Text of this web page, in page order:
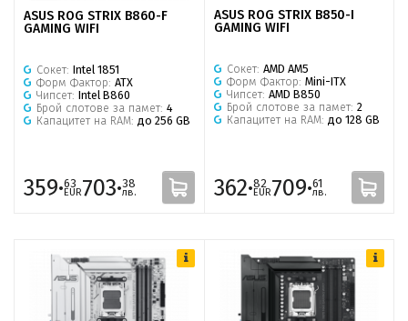
ASUS ROG STRIX B860-F
GAMING WIFI
Сокет: Intel 1851
Форм Фактор: ATX
Чипсет: Intel B860
Брой слотове за памет: 4
Капацитет на RAM: до 256 GB
359·63
EUR703·38
лв.
ASUS ROG STRIX B850-I
GAMING WIFI
Сокет: AMD AM5
Форм Фактор: Mini-ITX
Чипсет: AMD B850
Брой слотове за памет: 2
Капацитет на RAM: до 128 GB
362·82
EUR709·61
лв.